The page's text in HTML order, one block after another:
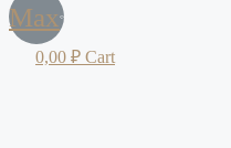
Max
0,00 ₽ Cart